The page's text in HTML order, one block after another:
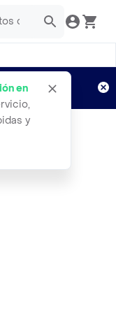
en
y
Aplican TyC